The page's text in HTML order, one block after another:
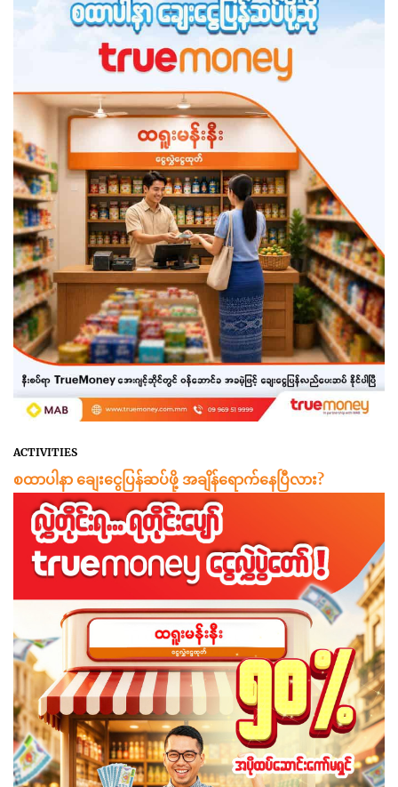
ACTIVITIES
စထာပါနာ ချေးငွေပြန်ဆပ်ဖို့ အချိန်ရောက်နေပြီလား?